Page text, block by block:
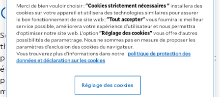
Qu'est-ce que l'APA ?
Selon la HAS, l'activité physique adaptée (APA) est une
thérapie non médicamenteuse validée par des données
probantes pour de nombreuses pathologies chroniques et
états de santé. Dans le cadre du parcours de soins du
patient, l'APA est prescrite par un médecin spécialiste en
médecine générale ou d'une autre spécialité, en soins de
Merci de bien vouloir choisir :"Cookies strictement nécessaires " installera des
cookies sur votre appareil et utilisera des technologies similaires pour assurer
le bon fonctionnement de ce site web ;"Tout accepter"vous fournira le meilleur
service possible, améliorera votre expérience d'utilisateur et nous permettra
d'optimiser notre site web. L'option"Réglage des cookies"vous offre d'autres
possibilités de paramétrage. Nous ne sommes pas en mesure de proposer les
paramètres d'exclusion des cookies du navigateur.
Vous trouverez plus d'informations dans notre politique de protection des
données et déclaration sur les cookies
Réglage des cookies